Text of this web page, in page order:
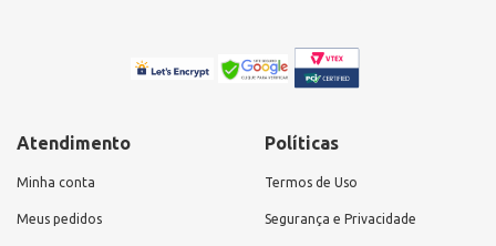
Atendimento
Minha conta
Meus pedidos
Políticas
Termos de Uso
Segurança e Privacidade